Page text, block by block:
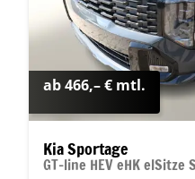
ab 466,– € mtl.
Kia Sportage
GT-line HEV eHK elSitze